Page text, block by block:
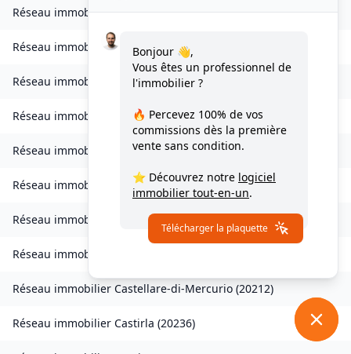
Réseau immobilierChisa(20240)
Réseau immobilierAmpriani(20272
Réseau immobilier Barbaggio(20253
Réseau immobilier Borgo (20290)
Réseau immobilier Calvi(20260)
Réseau immobilier Campana(20229)
Réseau immobilier Canale-di-Verde
Réseau immobilier
Réseau immobilier Castellare-di-Mercurio (20212)
Réseau immobilier Castirla (20236)
Bonjour 👋,
Vous êtes un professionnel de
l'immobilier ?
🔥 Percevez 100% de vos
commissions dès la première
vente sans condition.
⭐ Découvrez notre logiciel
immobilier tout-en-un.
Télécharger la plaquette